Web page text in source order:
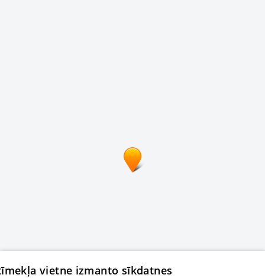
vietne izmanto sīkdatnes